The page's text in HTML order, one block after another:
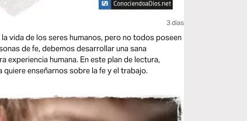
3 dias
vida de los seres humanos, pero no todos poseen
de fe, debemos desarrollar una sana
experiencia humana. En este plan de lectura,
enseñarnos sobre la fe y el trabajo.